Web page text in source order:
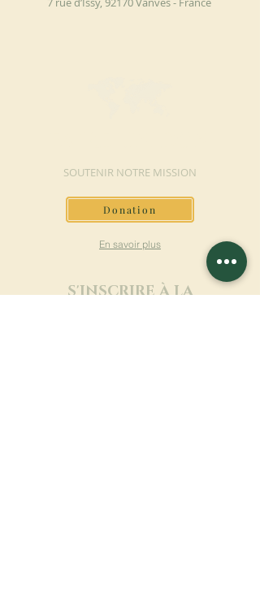
SOUTENIR NOTRE MISSION
Donation
En savoir plus
S'INSCRIRE À LA